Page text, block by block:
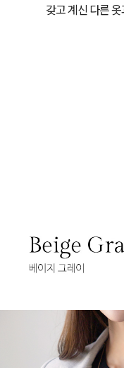
갖고 계신 다른